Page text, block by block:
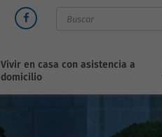
Vivir en casa con asistencia a
domicilio